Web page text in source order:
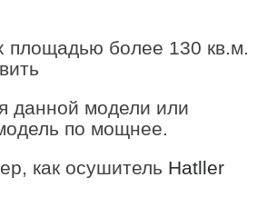
площадью более 130 кв.м.
данной модели или
по мощнее.
как осушитель Hatller